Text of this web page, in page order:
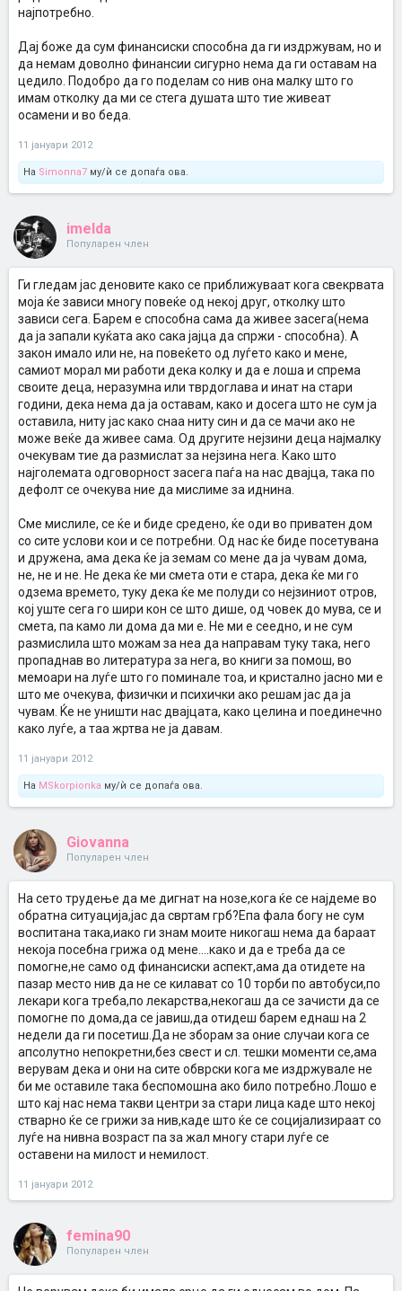
најпотребно.
Дај боже да сум финансиски способна да ги издржувам, но и
да немам доволно финансии сигурно нема да ги оставам на
цедило. Подобро да го поделам со нив она малку што го
имам отколку да ми се стега душата што тие живеат
осамени и во беда.
11 јануари 2012
На Simonna7 му/ѝ се допаѓа ова.
imelda
Популарен член
Ги гледам јас деновите како се приближуваат кога свекрвата
моја ќе зависи многу повеќе од некој друг, отколку што
зависи сега. Барем е способна сама да живее засега(нема
да ја запали куќата ако сака јајца да спржи - способна). А
закон имало или не, на повеќето од луѓето како и мене,
самиот морал ми работи дека колку и да е лоша и спрема
своите деца, неразумна или тврдоглава и инат на стари
години, дека нема да ја оставам, како и досега што не сум ја
оставила, ниту јас како снаа ниту син и да се мачи ако не
може веќе да живее сама. Од другите нејзини деца најмалку
очекувам тие да размислат за нејзина нега. Како што
најголемата одговорност засега паѓа на нас двајца, така по
дефолт се очекува ние да мислиме за иднина.
Сме мислиле, се ќе и биде средено, ќе оди во приватен дом
со сите услови кои и се потребни. Од нас ќе биде посетувана
и дружена, ама дека ќе ја земам со мене да ја чувам дома,
не, не и не. Не дека ќе ми смета оти е стара, дека ќе ми го
одзема времето, туку дека ќе ме полуди со нејзиниот отров,
кој уште сега го шири кон се што дише, од човек до мува, се и
смета, па камо ли дома да ми е. Не ми е сеедно, и не сум
размислила што можам за неа да направам туку така, него
пропаднав во литература за нега, во книги за помош, во
мемоари на луѓе што го поминале тоа, и кристално јасно ми е
што ме очекува, физички и психички ако решам јас да ја
чувам. Ќе не уништи нас двајцата, како целина и поединечно
како луѓе, а таа жртва не ја давам.
11 јануари 2012
На MSkorpionka му/ѝ се допаѓа ова.
Giovanna
Популарен член
На сето трудење да ме дигнат на нозе,кога ќе се најдеме во
обратна ситуација,јас да свртам грб?Епа фала богу не сум
воспитана така,иако ги знам моите никогаш нема да бараат
некоја посебна грижа од мене....како и да е треба да се
помогне,не само од финансиски аспект,ама да отидете на
пазар место нив да не се килават со 10 торби по автобуси,по
лекари кога треба,по лекарства,некогаш да се зачисти да се
помогне по дома,да се јавиш,да отидеш барем еднаш на 2
недели да ги посетиш.Да не зборам за оние случаи кога се
апсолутно непокретни,без свест и сл. тешки моменти се,ама
верувам дека и они на сите обврски кога ме издржувале не
би ме оставиле така беспомошна ако било потребно.Лошо е
што кај нас нема такви центри за стари лица каде што некој
стварно ќе се грижи за нив,каде што ќе се социјализираат со
луѓе на нивна возраст па за жал многу стари луѓе се
оставени на милост и немилост.
11 јануари 2012
femina90
Популарен член